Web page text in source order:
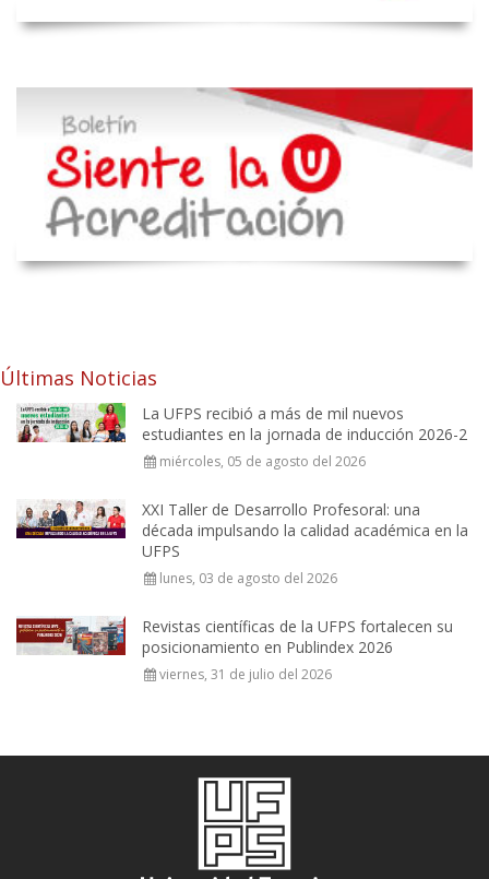
Últimas Noticias
La UFPS recibió a más de mil nuevos
estudiantes en la jornada de inducción 2026-2
miércoles, 05 de agosto del 2026
XXI Taller de Desarrollo Profesoral: una
década impulsando la calidad académica en la
UFPS
lunes, 03 de agosto del 2026
Revistas científicas de la UFPS fortalecen su
posicionamiento en Publindex 2026
viernes, 31 de julio del 2026